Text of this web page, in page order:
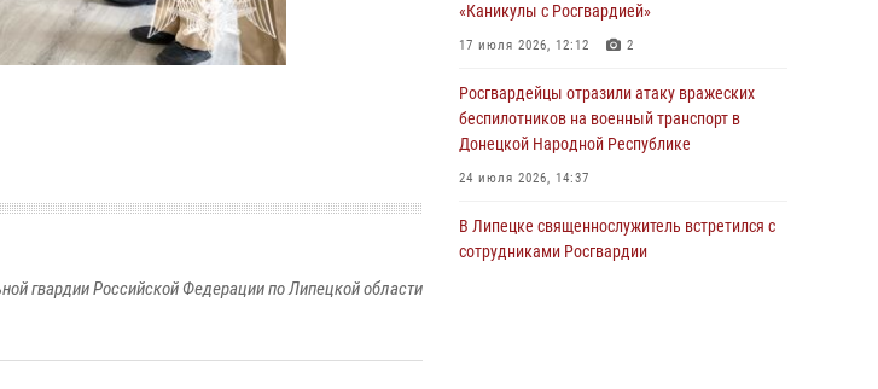
гвардии Российской Федерации по Липецкой области
Росгвардейцы обеспечили безопасность
граждан в День Лев-Толстовского района
Росгвардия противодействует БПЛА ВСУ на
южном направлении (видео)
03 августа 2026, 13:39
«Каникулы с Росгвардией»
17 июля 2026, 12:12 2
Росгвардейцы отразили атаку вражеских
беспилотников на военный транспорт в
Донецкой Народной Республике
24 июля 2026, 14:37
В Липецке священнослужитель встретился с
сотрудниками Росгвардии